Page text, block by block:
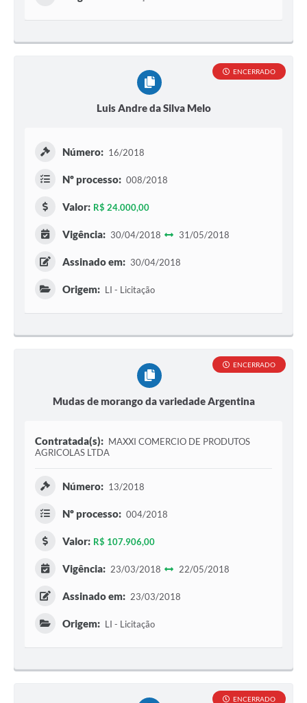
Luis Andre da Silva Melo
ENCERRADO
Número: 16/2018
Nº processo: 008/2018
Valor: R$ 24.000,00
Vigência: 30/04/2018 31/05/2018
Assinado em: 30/04/2018
Origem: LI - Licitação
Mudas de morango da variedade Argentina
ENCERRADO
Contratada(s): MAXXI COMERCIO DE PRODUTOS
AGRICOLAS LTDA
Número: 13/2018
Nº processo: 004/2018
Valor: R$ 107.906,00
Vigência: 23/03/2018 22/05/2018
Assinado em: 23/03/2018
Origem: LI - Licitação
ENCERRADO